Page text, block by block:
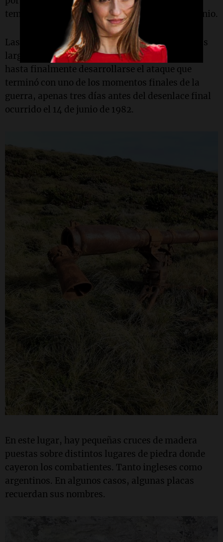
temperatura, especialmente en aquel mes de junio.
Las posiciones argentinas fueron bombardeadas
largamente desde unas de las colinas próximas
hasta finalmente desarrollarse el ataque que
terminó con uno de los momentos finales de la
guerra, apenas tres días antes del desenlace final
ocurrido el 14 de junio de 1982.
En este lugar, hay pequeñas cruces de madera
puestas sobre distintos lugares de piedra donde
cayeron los combatientes. Tanto ingleses como
argentinos. En algunos casos, algunas placas
recuerdan sus nombres.